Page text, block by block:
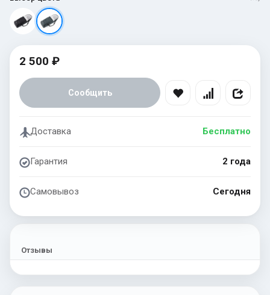
2 500 ₽
Сообщить
Доставка Бесплатно
Гарантия 2 года
Самовывоз Сегодня
Отзывы